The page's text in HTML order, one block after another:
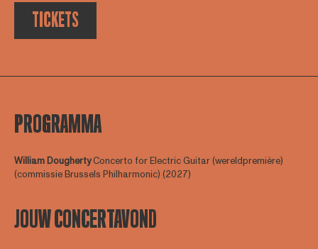
TICKETS
PROGRAMMA
William DoughertyConcerto for Electric Guitar (wereldpremière)
(commissie Brussels Philharmonic) (2027)
JOUW CONCERTAVOND